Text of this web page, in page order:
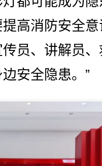
高消防安全
员、讲解员
安全隐患。”